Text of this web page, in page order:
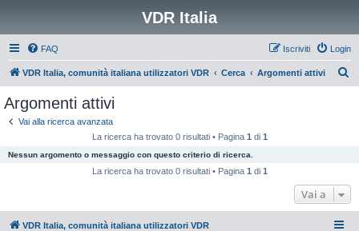
VDR Italia
FAQ Login
Iscriviti
VDR Italia, comunità italiana utilizzatori VDR Cerca Argomenti attivi
Argomenti attivi
Vai alla ricerca avanzata
La ricerca ha trovato 0 risultati • Pagina 1 di 1
Nessun argomento o messaggio con questo criterio di ricerca.
La ricerca ha trovato 0 risultati • Pagina 1 di 1
Vai a
VDR Italia, comunità italiana utilizzatori VDR